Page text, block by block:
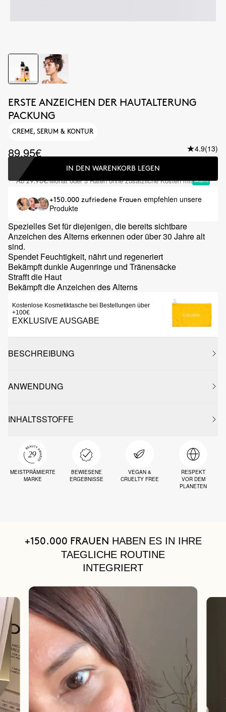
ERSTE ANZEICHEN DER HAUTALTERUNG
PACKUNG
CREME, SERUM & KONTUR
89.95€ 4.9(13)
IN DEN WARENKORB LEGEN
Ab29.98€/Monat oder 3 Raten ohne zusätzliche Kosten mit
+150.000 zufriedene Frauen empfehlen unsere
Produkte
Spezielles Set für diejenigen, die bereits sichtbare
Anzeichen des Alterns erkennen oder über 30 Jahre alt
sind.
Spendet Feuchtigkeit, nährt und regeneriert
Bekämpft dunkle Augenringe und Tränensäcke
Strafft die Haut
Bekämpft die Anzeichen des Alterns
Kostenlose Kosmetiktasche bei Bestellungen über
+100€
EXKLUSIVE AUSGABE
BESCHREIBUNG
ANWENDUNG
INHALTSSTOFFE
MEISTPRÄMIERTE
MARKE
BEWIESENE
ERGEBNISSE
VEGAN &
CRUELTY FREE
RESPEKT
VOR DEM
PLANETEN
+150.000 FRAUEN HABEN ES IN IHRE
TAEGLICHE ROUTINE
INTEGRIERT